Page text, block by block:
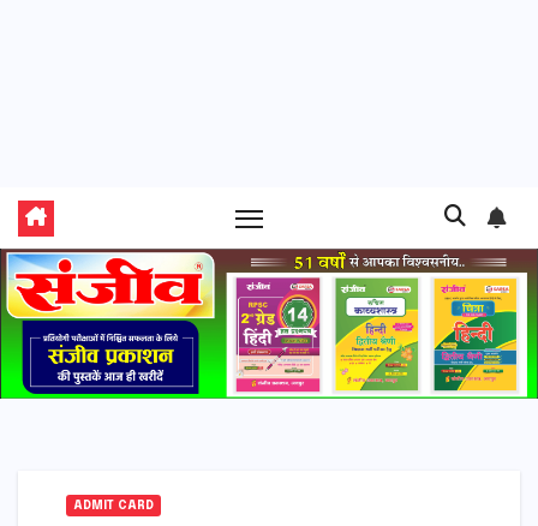
ADMIT CARD